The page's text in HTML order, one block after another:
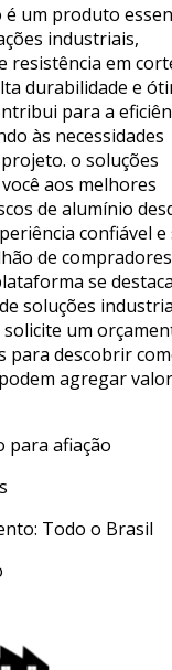
é um produto
industriais,
resistência em
durabilidade e
para a
às necessidades
o soluções
aos melhores
de alumínio
confiável e
de compradores
se
soluções
um
para descobrir
agregar
Todo o Brasil